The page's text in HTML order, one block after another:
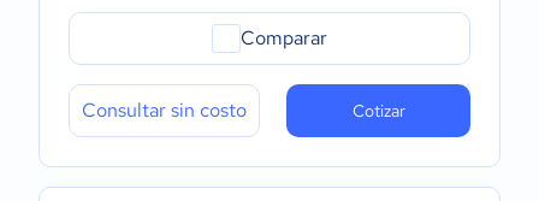
Comparar
Consultar sin costo Cotizar